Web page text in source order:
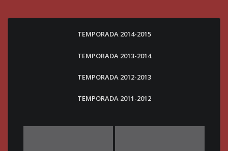
TEMPORADA 2014-2015
TEMPORADA 2013-2014
TEMPORADA 2012-2013
TEMPORADA 2011-2012